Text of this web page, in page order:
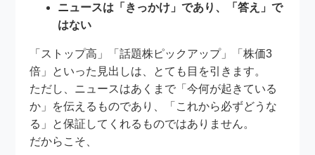
ニュースは「きっかけ」であり、「答え」で
はない
「ストップ高」「話題株ピックアップ」「株価3
倍」といった見出しは、とても目を引きます。
ただし、ニュースはあくまで「今何が起きている
か」を伝えるものであり、「これから必ずどうな
る」と保証してくれるものではありません。
だからこそ、